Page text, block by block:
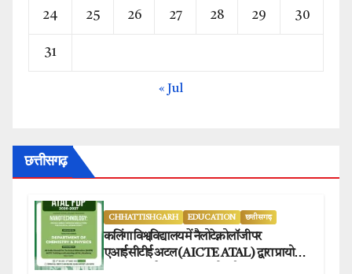
24 25 26 27 28 29 30
31
« Jul
छत्तीसगढ़
CHHATTISHGARH EDUCATION छत्तीसगढ़
कलिंगा विश्वविद्यालय में नैलोटेक्नोलॉजी पर
एआईसीटीई अटल (AICTE ATAL) द्वारा प्रायोजित